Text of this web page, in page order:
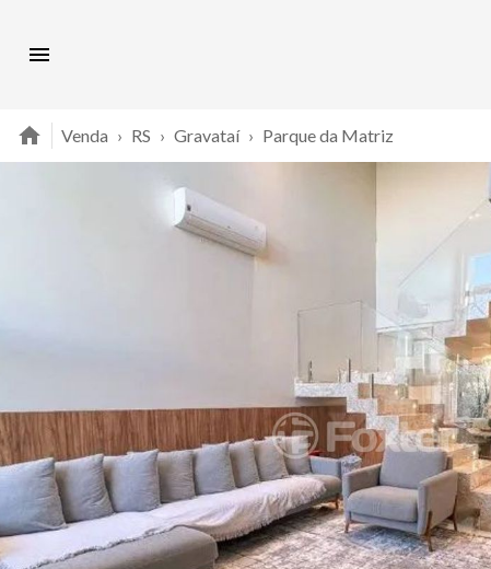
Venda › RS › Gravataí › Parque da Matriz